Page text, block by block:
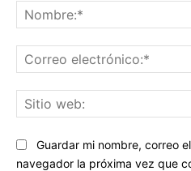
Guardar mi nombre, correo
navegador la próxima vez que